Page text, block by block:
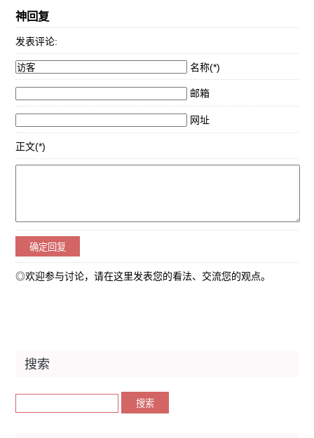
神回复
发表评论:
名称(*)
邮箱
网址
正文(*)
◎欢迎参与讨论，请在这里发表您的看法、交流您的观点。
搜索